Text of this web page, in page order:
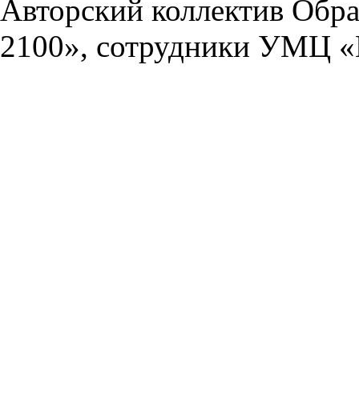
Авторский коллектив
2100», сотрудники УМЦ